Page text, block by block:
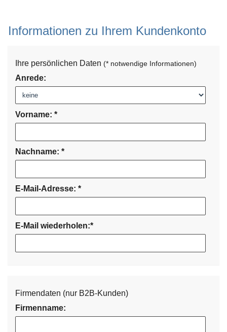
Informationen zu Ihrem Kundenkonto
Ihre persönlichen Daten (* notwendige Informationen)
Anrede:
Vorname: *
Nachname: *
E-Mail-Adresse: *
E-Mail wiederholen:*
Firmendaten (nur B2B-Kunden)
Firmenname: